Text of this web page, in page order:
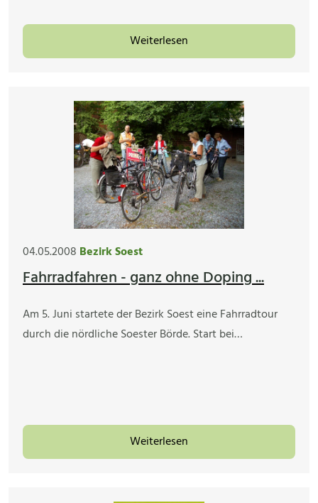
Weiterlesen
04.05.2008 Bezirk Soest
Fahrradfahren - ganz ohne Doping ...
Am 5. Juni startete der Bezirk Soest eine Fahrradtour
durch die nördliche Soester Börde. Start bei…
Weiterlesen